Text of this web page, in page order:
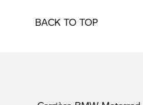
BACK TO TOP